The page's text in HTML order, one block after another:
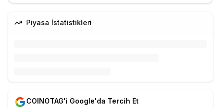
Piyasa İstatistikleri
COINOTAG'i Google'da Tercih Et